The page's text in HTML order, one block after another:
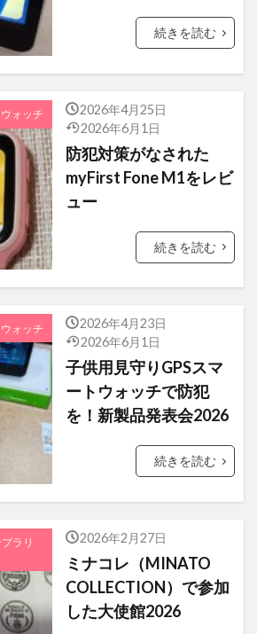
ブラジル
作戦中
東レ
東ティモール
版 漫画
イイハナ
ラジル連邦共和国大使館
大使館
東京みなと祭り
牛肉記念日
イヤホンマイク
アジデシ
NHK
Girls！
お正月
レソト
べたい」
ント
古川琴音
検索
続きを読む
ォッチ
2026年4月25日
2026年6月1日
防犯対策がなされた
myFirst Fone M1をレビ
ュー
続きを読む
ォッチ
2026年4月23日
2026年6月1日
子供用見守りGPSスマ
ートウォッチで防犯
を！新製品発表会2026
続きを読む
ラリ
2026年2月27日
ミナコレ（MINATO
COLLECTION）で参加
した大使館2026